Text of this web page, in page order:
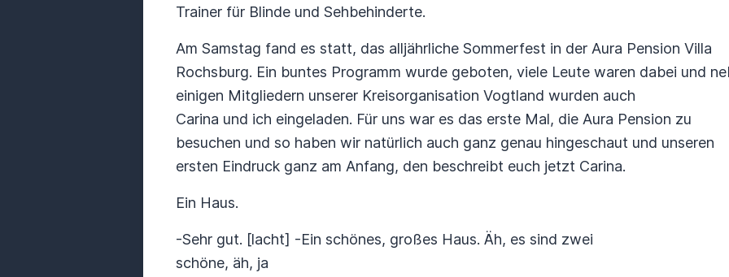
Trainer für Blinde und Sehbehinderte.
Am Samstag fand es statt, das alljährliche Sommerfest in der Aura Pension Villa
Rochsburg. Ein buntes Programm wurde geboten, viele Leute waren dabei und
einigen Mitgliedern unserer Kreisorganisation Vogtland wurden auch
Carina und ich eingeladen. Für uns war es das erste Mal, die Aura Pension zu
besuchen und so haben wir natürlich auch ganz genau hingeschaut und unseren
ersten Eindruck ganz am Anfang, den beschreibt euch jetzt Carina.
Ein Haus.
-Sehr gut. [lacht] -Ein schönes, großes Haus. Äh, es sind zwei
schöne, äh, ja